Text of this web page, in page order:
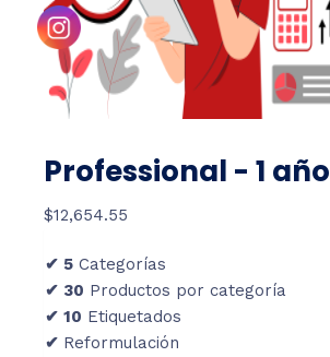
Professional - 1 año
$12,654.55
✔ 5 Categorías
✔ 30 Productos por categoría
✔ 10 Etiquetados
✔ Reformulación